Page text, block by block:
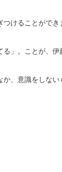
けることができ
」。ことが、
、意識をしない